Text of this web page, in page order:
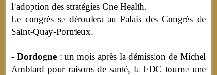
l’adoption des stratégies One Health.
Le congrès se déroulera au Palais des Congrès de
Saint-Quay-Portrieux.
- Dordogne : un mois après la démission de Michel
Amblard pour raisons de santé, la FDC tourne une